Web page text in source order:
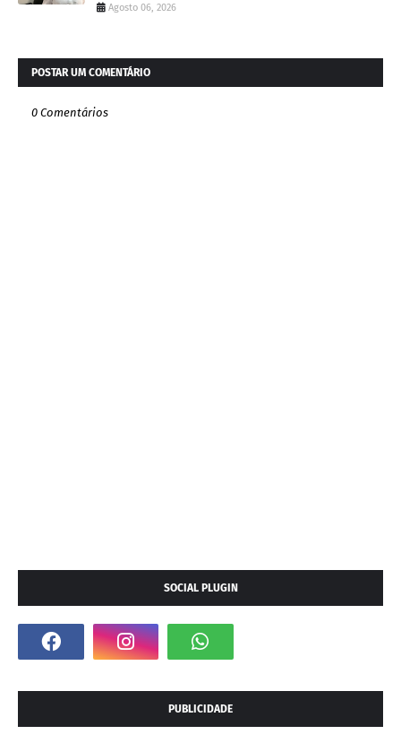
Agosto 06, 2026
POSTAR UM COMENTÁRIO
0 Comentários
SOCIAL PLUGIN
PUBLICIDADE